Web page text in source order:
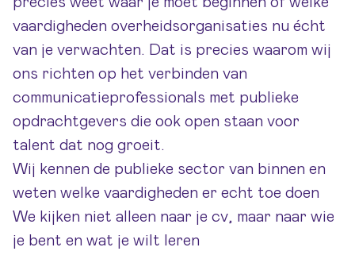
vaardigheden overheidsorganisaties nu écht
van je verwachten. Dat is precies waarom wij
ons richten op het verbinden van
communicatieprofessionals met publieke
opdrachtgevers die ook open staan voor
talent dat nog groeit.
Wij kennen de publieke sector van binnen en
weten welke vaardigheden er echt toe doen
We kijken niet alleen naar je cv, maar naar wie
je bent en wat je wilt leren